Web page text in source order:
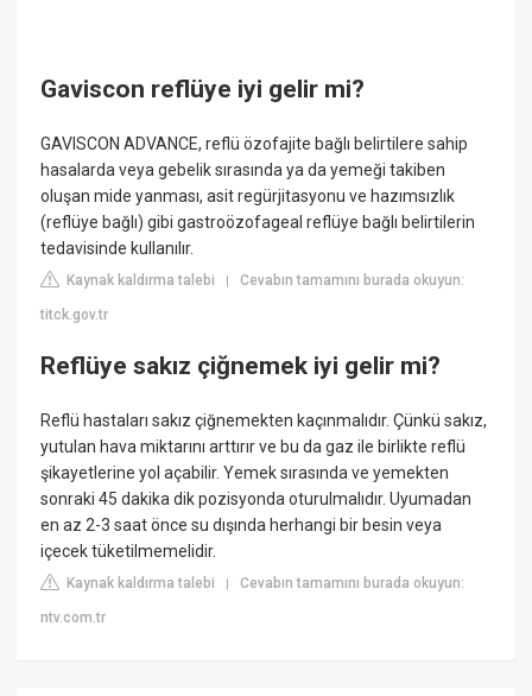
Gaviscon reflüye iyi gelir mi?
GAVISCON ADVANCE, reflü özofajite bağlı belirtilere sahip
hasalarda veya gebelik sırasında ya da yemeği takiben
oluşan mide yanması, asit regürjitasyonu ve hazımsızlık
(reflüye bağlı) gibi gastroözofageal reflüye bağlı belirtilerin
tedavisinde kullanılır.
Kaynak kaldırma talebi |Cevabın tamamını burada okuyun:
titck.gov.tr
Reflüye sakız çiğnemek iyi gelir mi?
Reflü hastaları sakız çiğnemekten kaçınmalıdır. Çünkü sakız,
yutulan hava miktarını arttırır ve bu da gaz ile birlikte reflü
şikayetlerine yol açabilir. Yemek sırasında ve yemekten
sonraki 45 dakika dik pozisyonda oturulmalıdır. Uyumadan
en az 2-3 saat önce su dışında herhangi bir besin veya
içecek tüketilmemelidir.
Kaynak kaldırma talebi |Cevabın tamamını burada okuyun:
ntv.com.tr